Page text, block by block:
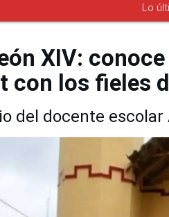
Lo
XIV:
con los fieles
del docente escolar